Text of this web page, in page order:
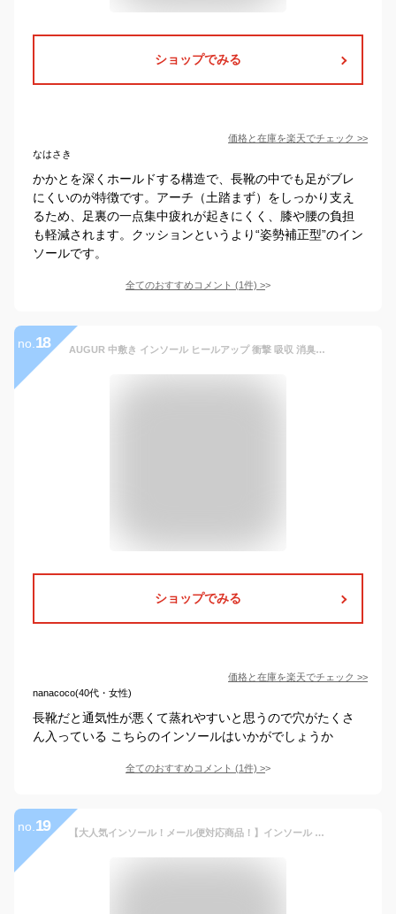
ショップでみる
価格と在庫を楽天でチェック >>
なはさき
かかとを深くホールドする構造で、長靴の中でも足がブレ
にくいのが特徴です。アーチ（土踏まず）をしっかり支え
るため、足裏の一点集中疲れが起きにくく、膝や腰の負担
も軽減されます。クッションというより“姿勢補正型”のイン
ソールです。
全てのおすすめコメント (1件) >
no. 18 AUGUR 中敷き インソール ヒールアップ 衝撃 吸収 消臭 通気 低反発 クッション ブーツ スニーカー ランニング スポーツ ビジネス 柔らか 疲れにくい 立ち仕事 長靴 安全靴 身長アップ メンズ レディース 中敷 かかと 靴 靴ケア用品 メール便
ショップでみる
価格と在庫を楽天でチェック >>
nanacoco(40代・女性)
長靴だと通気性が悪くて蒸れやすいと思うので穴がたくさ
ん入っている こちらのインソールはいかがでしょうか
全てのおすすめコメント (1件) >
no. 19 【大人気インソール！メール便対応商品！】インソール PUMA プーマ 安全靴インソール evercushion PRO 20.450.0 中敷き 蒸れない 通気性 翌日配送 疲れ軽減 衝撃吸収 クッション性 立ち仕事 替え用 スポーツ ブーツ 長靴 革靴 スニーカー 用 ランニング 運動 ウォーキング